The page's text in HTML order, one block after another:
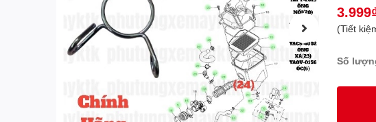
(Tiết
Số